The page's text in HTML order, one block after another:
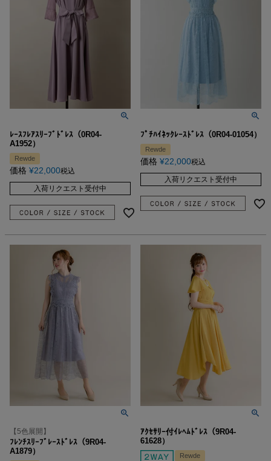
ﾚｰｽﾌﾚｱｽﾘｰﾌﾞﾄﾞﾚｽ（0R04-
A1952）
Rewde
価格 ¥22,000税込
入荷リクエスト受付中
ﾌﾟﾁﾊｲﾈｯｸﾚｰｽﾄﾞﾚｽ（0R04-01054）
Rewde
価格 ¥22,000税込
入荷リクエスト受付中
【5色展開】
ﾌﾚﾝﾁｽﾘｰﾌﾞﾚｰｽﾄﾞﾚｽ（9R04-
A1879）
ｱｸｾｻﾘｰ付ｲﾚﾍﾑﾄﾞﾚｽ（9R04-
61628）
Rewde